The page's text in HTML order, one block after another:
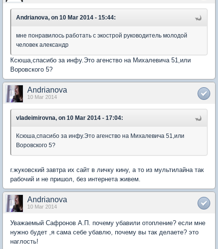
Andrianova, on 10 Mar 2014 - 15:44:
мне понравилось работать с экострой руководитель молодой
человек александр
Ксюша,спасибо за инфу.Это агенство на Михалевича 51,или
Воровского 5?
Andrianova
10 Mar 2014
vladeimirovna, on 10 Mar 2014 - 17:04:
Ксюша,спасибо за инфу.Это агенство на Михалевича 51,или
Воровского 5?
г.жуковский завтра их сайт в личку кину, а то из мультилайна так
рабочий и не пришол, без интернета живем.
Andrianova
10 Mar 2014
Уважаемый Сафронов А.П. почему убавили отопление? если мне
нужно будет ,я сама себе убавлю, почему вы так делаете? это
наглость!